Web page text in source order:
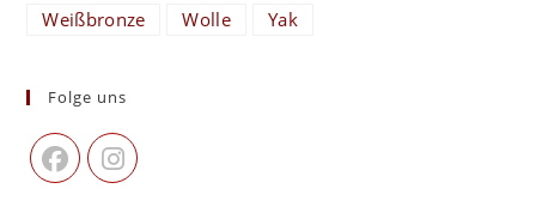
Weißbronze
Wolle Yak
Folge uns